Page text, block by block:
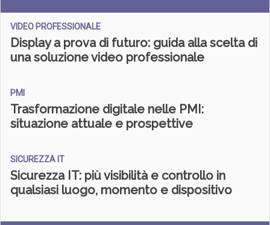
VIDEO PROFESSIONALE
Display a prova di futuro: guida alla scelta di
una soluzione video professionale
PMI
Trasformazione digitale nelle PMI:
situazione attuale e prospettive
SICUREZZA IT
Sicurezza IT: più visibilità e controllo in
qualsiasi luogo, momento e dispositivo